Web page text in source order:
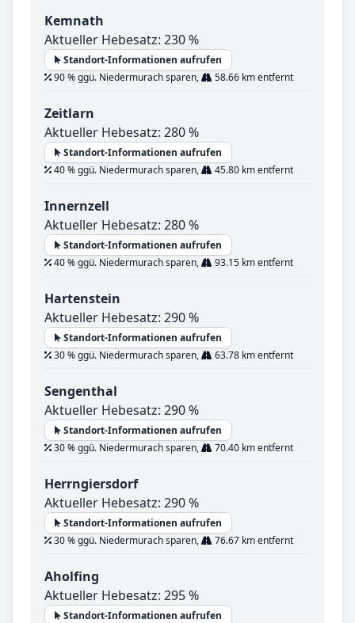
Kemnath
Aktueller Hebesatz: 230 %
Standort-Informationen aufrufen
90 % ggü. Niedermurach sparen,
58.66 km entfernt
Zeitlarn
Aktueller Hebesatz: 280 %
Standort-Informationen aufrufen
40 % ggü. Niedermurach sparen,
45.80 km entfernt
Innernzell
Aktueller Hebesatz: 280 %
Standort-Informationen aufrufen
40 % ggü. Niedermurach sparen,
93.15 km entfernt
Hartenstein
Aktueller Hebesatz: 290 %
Standort-Informationen aufrufen
30 % ggü. Niedermurach sparen,
63.78 km entfernt
Sengenthal
Aktueller Hebesatz: 290 %
Standort-Informationen aufrufen
30 % ggü. Niedermurach sparen,
70.40 km entfernt
Herrngiersdorf
Aktueller Hebesatz: 290 %
Standort-Informationen aufrufen
30 % ggü. Niedermurach sparen,
76.67 km entfernt
Aholfing
Aktueller Hebesatz: 295 %
Standort-Informationen aufrufen